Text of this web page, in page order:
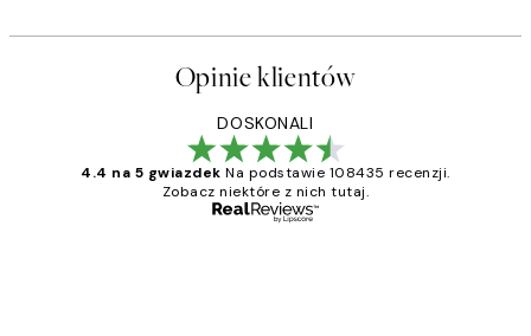
Opinie klientów
DOSKONALI
4.4 na 5 gwiazdek Na podstawie 108435 recenzji.
Zobacz niektóre z nich tutaj.